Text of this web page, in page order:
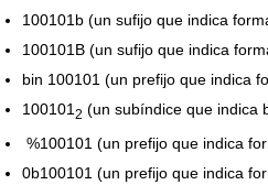
100101b (un sufijo que indica
100101B (un sufijo que indica
bin 100101 (un prefijo que indica
100101 2 (un subíndice que indica
%100101 (un prefijo que indica
0b100101 (un prefijo que indica